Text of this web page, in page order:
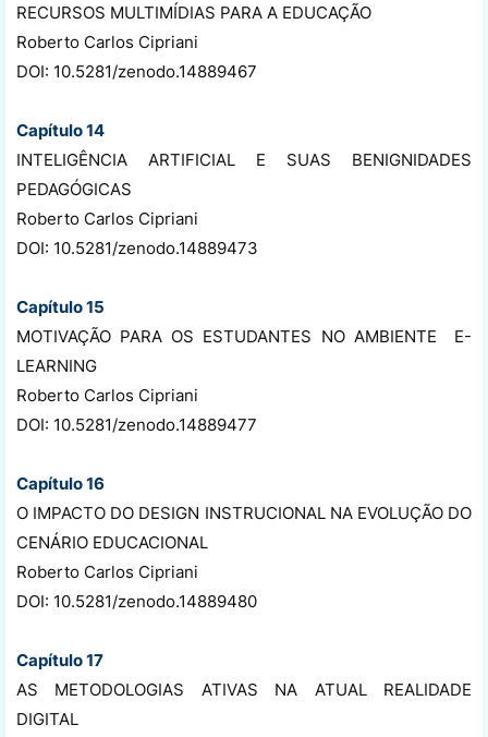
RECURSOS MULTIMÍDIAS PARA A EDUCAÇÃO
Roberto Carlos Cipriani
DOI: 10.5281/zenodo.14889467
Capítulo 14
INTELIGÊNCIA ARTIFICIAL E SUAS BENIGNIDADES
PEDAGÓGICAS
Roberto Carlos Cipriani
DOI: 10.5281/zenodo.14889473
Capítulo 15
MOTIVAÇÃO PARA OS ESTUDANTES NO AMBIENTE E-
LEARNING
Roberto Carlos Cipriani
DOI: 10.5281/zenodo.14889477
Capítulo 16
O IMPACTO DO DESIGN INSTRUCIONAL NA EVOLUÇÃO DO
CENÁRIO EDUCACIONAL
Roberto Carlos Cipriani
DOI: 10.5281/zenodo.14889480
Capítulo 17
AS METODOLOGIAS ATIVAS NA ATUAL REALIDADE
DIGITAL